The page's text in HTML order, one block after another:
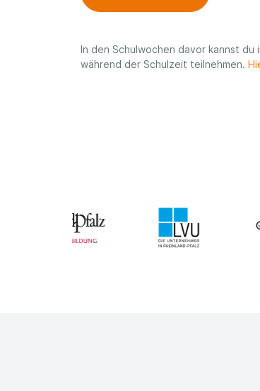
In den Schulwochen davor kannst du
während der Schulzeit teilnehmen.